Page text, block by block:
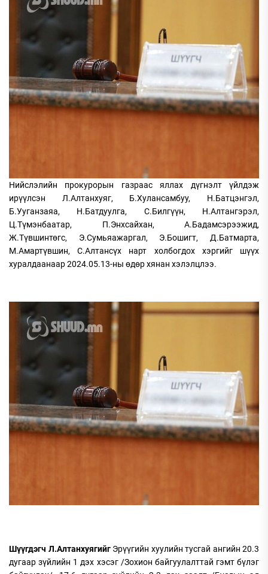
Нийслэлийн прокурорын газраас яллах дүгнэлт үйлдэж
ирүүлсэн Л.Алтанхуяг, Б.Хулансамбуу, Н.Батцэнгэл,
Б.Ууганзаяа, Н.Батдуулга, С.Билгүүн, Н.Алтангэрэл,
Ц.Түмэнбаатар, П.Энхсайхан, А.Бадамсэрээжид,
Ж.Түвшинтөгс, Э.Сумьяажаргал, Э.Бошигт, Д.Батмарта,
М.Амартүвшин, С.Алтансүх нарт холбогдох хэргийг шүүх
хуралдаанаар 2024.05.13-ны өдөр хянан хэлэлцлээ.
Шүүгдэгч Л.Алтанхуягийг Эрүүгийн хуулийн тусгай ангийн 20.3
дугаар зүйлийн 1 дэх хэсэг /Зохион байгуулалттай гэмт бүлэг